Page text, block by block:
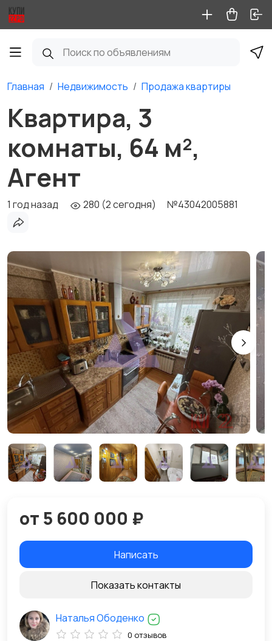
Главная Недвижимость Продажа квартиры
Квартира, 3
комнаты, 64 м²,
Агент
1 год назад 280 (2 сегодня) №43042005881
от 5 600 000 ₽
Написать
Показать контакты
Наталья Ободенко
0 отзывов